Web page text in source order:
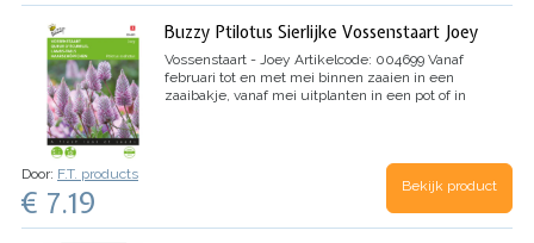
Buzzy Ptilotus Sierlijke Vossenstaart Joey
Vossenstaart - Joey Artikelcode: 004699 Vanaf
februari tot en met mei binnen zaaien in een
zaaibakje, vanaf mei uitplanten in een pot of in
Inhoud zakje : ca. 5 zaden
Botanische naam: Ptilotus exaltatus Joey
Door: F.T. products
€ 7.19 Bekijk product